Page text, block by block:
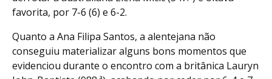
favorita, por 7-6 (6) e 6-2.
Quanto a Ana Filipa Santos, a alentejana não
conseguiu materializar alguns bons momentos que
evidenciou durante o encontro com a britânica Lauryn